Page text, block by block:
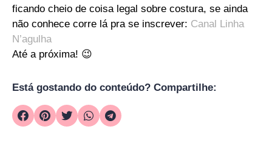
ficando cheio de coisa legal sobre costura, se ainda
não conhece corre lá pra se inscrever: Canal Linha
N’agulha
Até a próxima! 😉
Está gostando do conteúdo? Compartilhe: